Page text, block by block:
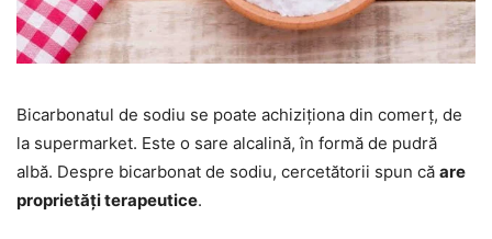
Bicarbonatul de sodiu se poate achiziționa din comerț, de
la supermarket. Este o sare alcalină, în formă de pudră
albă. Despre bicarbonat de sodiu, cercetătorii spun că are
proprietăți terapeutice.